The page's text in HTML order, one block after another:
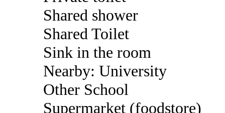
Shared shower
Shared Toilet
Sink in the room
Nearby: University
Other School
Supermarket (foodstore)